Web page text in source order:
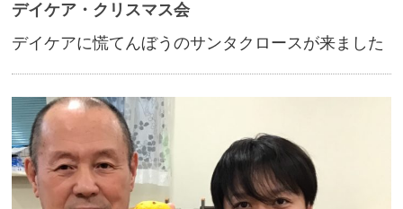
デイケア・クリスマス会
デイケアに慌てんぼうのサンタクロースが来ました